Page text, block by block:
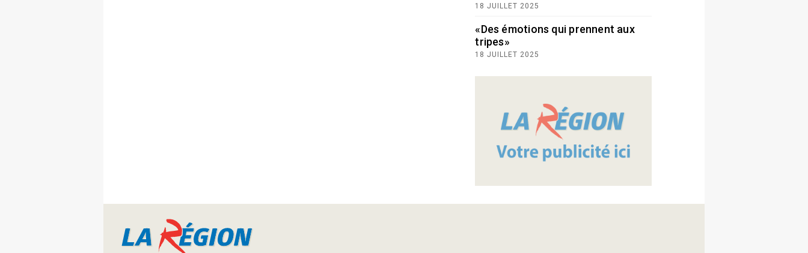
18 JUILLET 2025
«Des émotions qui prennent aux
tripes»
18 JUILLET 2025